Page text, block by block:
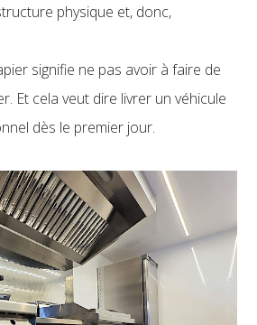
physique et, donc,
signifie ne pas avoir à faire de
Et cela veut dire livrer un véhicule
dès le premier jour.